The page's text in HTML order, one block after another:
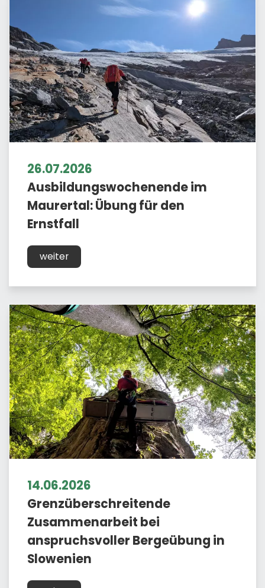
26.07.2026
Ausbildungswochenende im
Maurertal: Übung für den
Ernstfall
weiter
14.06.2026
Grenzüberschreitende
Zusammenarbeit bei
anspruchsvoller Bergeübung in
Slowenien